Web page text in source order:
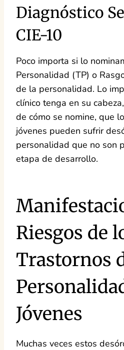
Diagnóstico
CIE-10
Poco importa si lo
Personalidad (TP) o
de la personalidad. Lo
clínico tenga en su
de cómo se nomine, que
jóvenes pueden sufrir
personalidad que no son
etapa de desarrollo.
Riesgos de
Trastornos
Jóvenes
Muchas veces estos